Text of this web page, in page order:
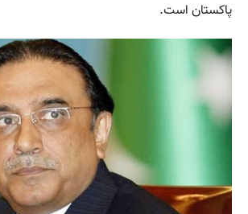
پاکستان است.